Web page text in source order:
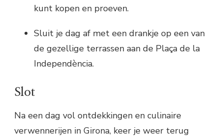
kunt kopen en proeven.
Sluit je dag af met een drankje op een van
de gezellige terrassen aan de Plaça de la
Independència.
Slot
Na een dag vol ontdekkingen en culinaire
verwennerijen in Girona, keer je weer terug